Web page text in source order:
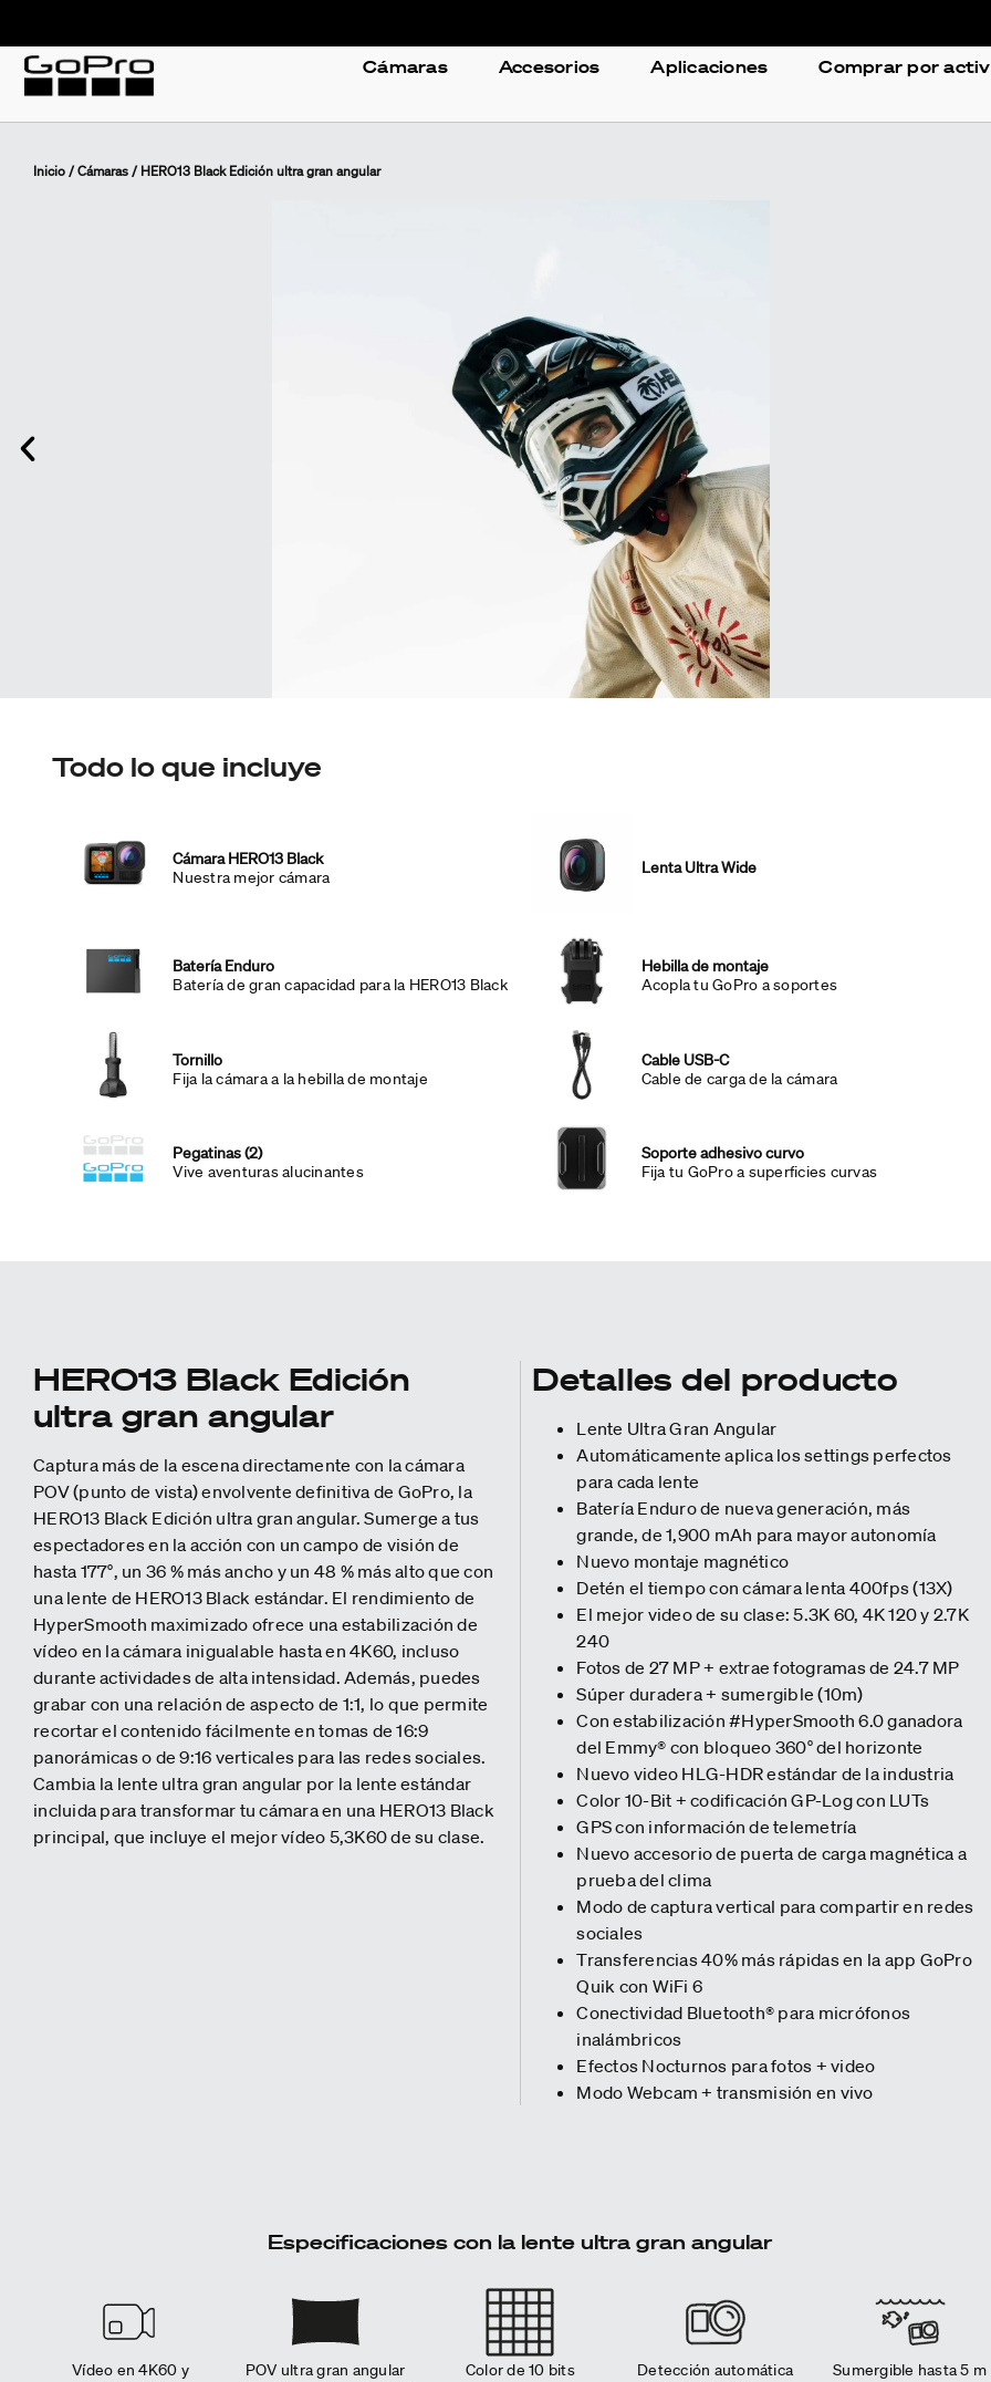
Cámaras Accesorios Aplicaciones Comprar por
Inicio/Cámaras/ HERO13 Black Edición ultra gran angular
Todo lo que incluye
Cámara HERO13 Black
Nuestra mejor cámara
Lenta Ultra Wide
Batería Enduro
Batería de gran capacidad para la HERO13 Black
Hebilla de montaje
Acopla tu GoPro a soportes
Tornillo
Fija la cámara a la hebilla de montaje
Cable USB-C
Cable de carga de la cámara
Pegatinas (2)
Vive aventuras alucinantes
Soporte adhesivo curvo
Fija tu GoPro a superficies curvas
HERO13 Black Edición
ultra gran angular
Captura más de la escena directamente con la cámara
POV (punto de vista) envolvente definitiva de GoPro, la
HERO13 Black Edición ultra gran angular. Sumerge a tus
espectadores en la acción con un campo de visión de
hasta 177°, un 36 % más ancho y un 48 % más alto que con
una lente de HERO13 Black estándar. El rendimiento de
HyperSmooth maximizado ofrece una estabilización de
vídeo en la cámara inigualable hasta en 4K60, incluso
durante actividades de alta intensidad. Además, puedes
grabar con una relación de aspecto de 1:1, lo que permite
recortar el contenido fácilmente en tomas de 16:9
panorámicas o de 9:16 verticales para las redes sociales.
Cambia la lente ultra gran angular por la lente estándar
incluida para transformar tu cámara en una HERO13 Black
principal, que incluye el mejor vídeo 5,3K60 de su clase.
Detalles del producto
Lente Ultra Gran Angular
Automáticamente aplica los settings perfectos
para cada lente
Batería Enduro de nueva generación, más
grande, de 1,900 mAh para mayor autonomía
Nuevo montaje magnético
Detén el tiempo con cámara lenta 400fps (13X)
El mejor video de su clase: 5.3K 60, 4K 120 y 2.7K
240
Fotos de 27 MP + extrae fotogramas de 24.7 MP
Súper duradera + sumergible (10m)
Con estabilización #HyperSmooth 6.0 ganadora
del Emmy® con bloqueo 360° del horizonte
Nuevo video HLG-HDR estándar de la industria
Color 10-Bit + codificación GP-Log con LUTs
GPS con información de telemetría
Nuevo accesorio de puerta de carga magnética a
prueba del clima
Modo de captura vertical para compartir en redes
sociales
Transferencias 40% más rápidas en la app GoPro
Quik con WiFi 6
Conectividad Bluetooth® para micrófonos
inalámbricos
Efectos Nocturnos para fotos + video
Modo Webcam + transmisión en vivo
Especificaciones con la lente ultra gran angular
Vídeo en 4K60 y
POV ultra gran angular
Color de 10 bits
Detección automática
Sumergible hasta 5 m